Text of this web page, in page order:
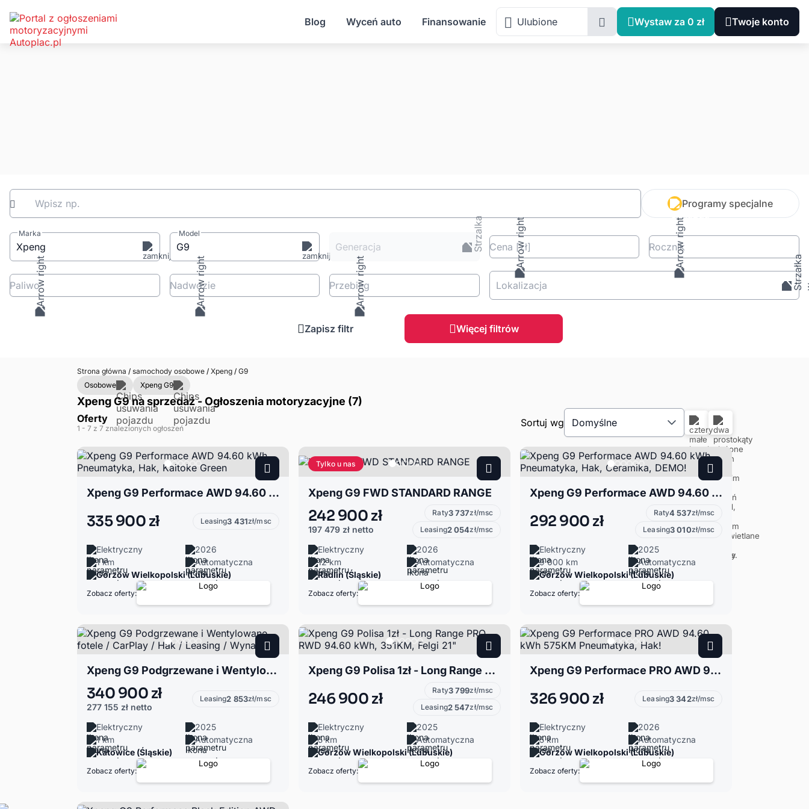
Blog Wyceń auto Finansowanie Ulubione Wystaw za 0 zł Twoje konto
Wpisz np. Programy specjalne
Marka
Xpeng
Model
G9 Generacja Cena [zł] Rocznik
Paliwo Nadwozie Przebieg Lokalizacja
Zapisz filtr Więcej filtrów
Strona główna /samochody osobowe /Xpeng /G9
Osobowe
Xpeng G9
Xpeng G9 na sprzedaż - Ogłoszenia motoryzacyjne (7)
Oferty
1 - 7 z 7 znalezionych ogłoszeń Sortuj wg Domyślne
Xpeng G9 Performace AWD 94.60 kWh, Pneumatyka, Hak, Kaitoke Green
335 900 zł Leasing3 431zł/msc
Elektryczny
2026
1 km
Automatyczna
Gorzów Wielkopolski (Lubuskie)
Zobacz oferty:
Tylko u nas
Xpeng G9 FWD STANDARD RANGE
242 900 zł
197 479 zł netto
Raty3 737zł/msc
Leasing2 054zł/msc
Elektryczny
2026
12 km
Automatyczna
Radlin (Śląskie)
Zobacz oferty:
Xpeng G9 Performace AWD 94.60 kWh, Pneumatyka, Hak, Ceramika, DEMO!
292 900 zł Raty4 537zł/msc
Leasing3 010zł/msc
Elektryczny
2025
9 000 km
Automatyczna
Gorzów Wielkopolski (Lubuskie)
Zobacz oferty:
Xpeng G9 Podgrzewane i Wentylowane fotele / CarPlay / Hak / Leasing / Wynajem
340 900 zł
277 155 zł netto
Leasing2 853zł/msc
Elektryczny
2025
1 km
Automatyczna
Katowice (Śląskie)
Zobacz oferty:
Xpeng G9 Polisa 1zł - Long Range PRO RWD 94.60 kWh, 351KM, Felgi 21"
246 900 zł Raty3 799zł/msc
Leasing2 547zł/msc
Elektryczny
2025
5 km
Automatyczna
Gorzów Wielkopolski (Lubuskie)
Zobacz oferty:
Xpeng G9 Performace PRO AWD 94.60 kWh 575KM Pneumatyka, Hak!
326 900 zł Leasing3 342zł/msc
Elektryczny
2026
5 km
Automatyczna
Gorzów Wielkopolski (Lubuskie)
Zobacz oferty: